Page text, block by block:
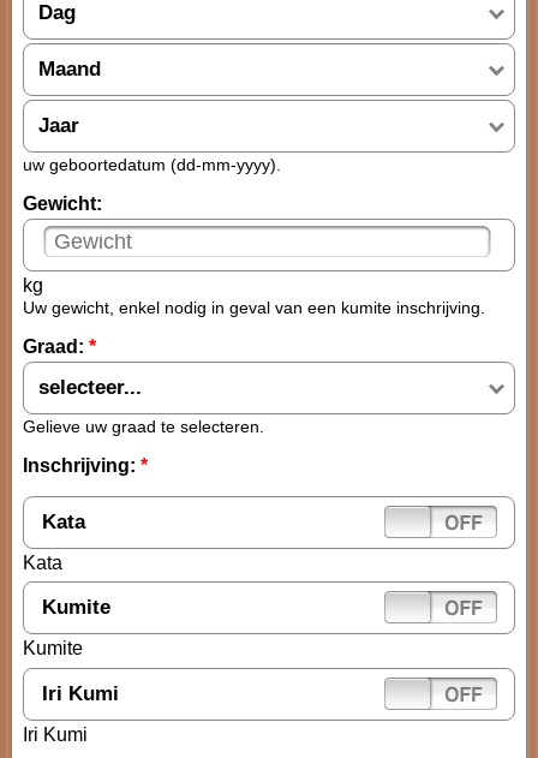
Dag
Maand
Jaar
uw geboortedatum (dd-mm-yyyy).
Gewicht:
kg
Uw gewicht, enkel nodig in geval van een kumite inschrijving.
Graad: *
selecteer...
Gelieve uw graad te selecteren.
Inschrijving: *
Kata
Kata
Kumite
Kumite
Iri Kumi
Iri Kumi